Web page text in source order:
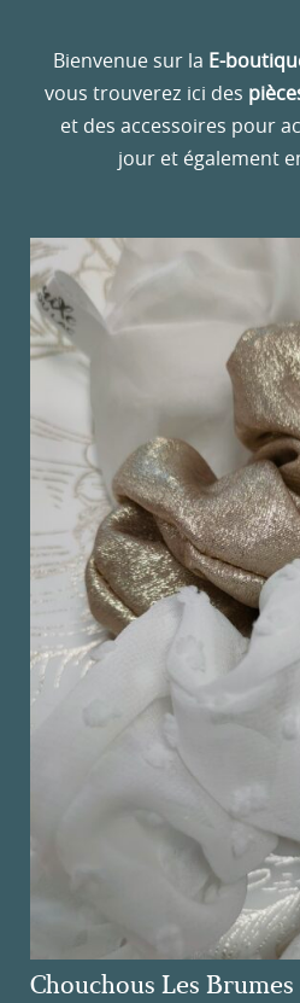
Bienvenue sur la E-
vous trouverez ici des
et des accessoires pour
jour et également
Chouchous Les Brumes